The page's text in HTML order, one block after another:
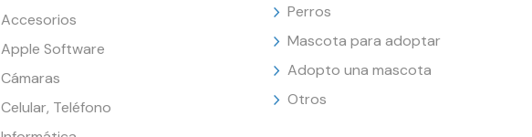
Accesorios
Apple Software
Cámaras
Celular, Teléfono
Perros
Mascota para adoptar
Adopto una mascota
Otros